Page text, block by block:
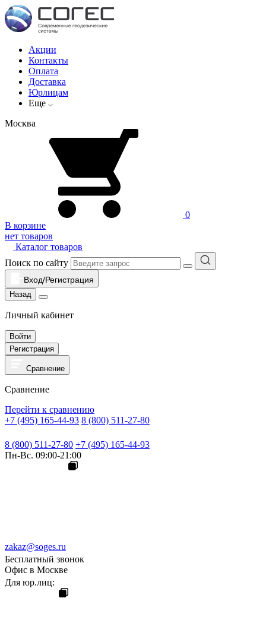
Акции
Контакты
Оплата
Доставка
Юрлицам
Еще
Москва
0
В корзине
нет товаров
Каталог товаров
Поиск по сайту
Вход/Регистрация
Назад
Личный кабинет
Войти
Регистрация
Сравнение
Сравнение
Перейти к сравнению
+7 (495) 165-44-93 8 (800) 511-27-80
8 (800) 511-27-80 +7 (495) 165-44-93
Пн-Вс. 09:00-21:00
zakaz@soges.ru
Бесплатный звонок
Офис в Москве
Для юр.лиц: